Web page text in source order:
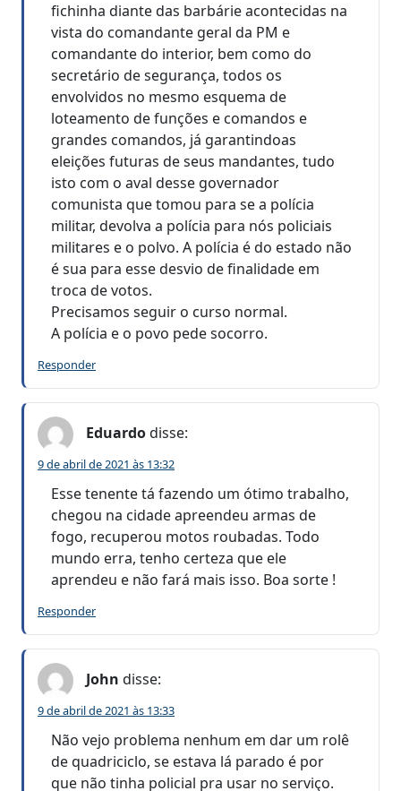
fichinha diante das barbárie acontecidas na
vista do comandante geral da PM e
comandante do interior, bem como do
secretário de segurança, todos os
envolvidos no mesmo esquema de
loteamento de funções e comandos e
grandes comandos, já garantindoas
eleições futuras de seus mandantes, tudo
isto com o aval desse governador
comunista que tomou para se a polícia
militar, devolva a polícia para nós policiais
militares e o polvo. A polícia é do estado não
é sua para esse desvio de finalidade em
troca de votos.
Precisamos seguir o curso normal.
A polícia e o povo pede socorro.
Responder
Eduardodisse:
9 de abril de 2021 às 13:32
Esse tenente tá fazendo um ótimo trabalho,
chegou na cidade apreendeu armas de
fogo, recuperou motos roubadas. Todo
mundo erra, tenho certeza que ele
aprendeu e não fará mais isso. Boa sorte !
Responder
John disse:
9 de abril de 2021 às 13:33
Não vejo problema nenhum em dar um rolê
de quadriciclo, se estava lá parado é por
que não tinha policial pra usar no serviço.